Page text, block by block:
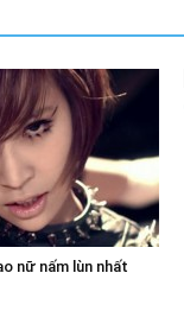
nữ nấm lùn nhất